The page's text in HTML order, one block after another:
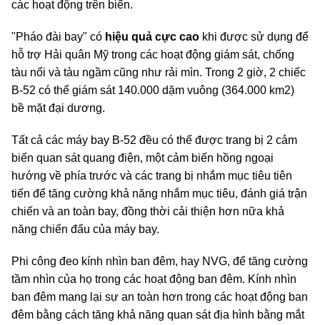
các hoạt động trên biển.
"Pháo đài bay" có hiệu quả cực cao khi được sử dụng để
hỗ trợ Hải quân Mỹ trong các hoạt động giám sát, chống
tàu nổi và tàu ngầm cũng như rải mìn. Trong 2 giờ, 2 chiếc
B-52 có thể giám sát 140.000 dặm vuông (364.000 km2)
bề mặt đại dương.
Tất cả các máy bay B-52 đều có thể được trang bị 2 cảm
biến quan sát quang điện, một cảm biến hồng ngoại
hướng về phía trước và các trang bị nhắm mục tiêu tiên
tiến để tăng cường khả năng nhắm mục tiêu, đánh giá trận
chiến và an toàn bay, đồng thời cải thiện hơn nữa khả
năng chiến đấu của máy bay.
Phi công đeo kính nhìn ban đêm, hay NVG, để tăng cường
tầm nhìn của họ trong các hoạt động ban đêm. Kính nhìn
ban đêm mang lại sự an toàn hơn trong các hoạt động ban
đêm bằng cách tăng khả năng quan sát địa hình bằng mắt